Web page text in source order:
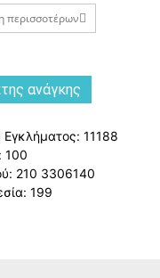
περισσοτέρων
ανάγκης
11188
100
210 3306140
199